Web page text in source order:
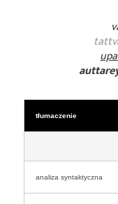
tłumaczenie
analiza syntaktyczna